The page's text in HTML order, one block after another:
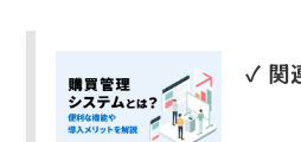
✓ 関